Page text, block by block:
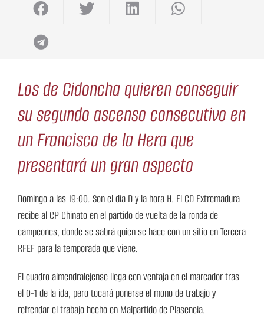
Los de Cidoncha quieren conseguir
su segundo ascenso consecutivo en
un Francisco de la Hera que
presentará un gran aspecto
Domingo a las 19:00. Son el día D y la hora H. El CD Extremadura
recibe al CP Chinato en el partido de vuelta de la ronda de
campeones, donde se sabrá quien se hace con un sitio en Tercera
RFEF para la temporada que viene.
El cuadro almendralejense llega con ventaja en el marcador tras
el 0-1 de la ida, pero tocará ponerse el mono de trabajo y
refrendar el trabajo hecho en Malpartido de Plasencia.